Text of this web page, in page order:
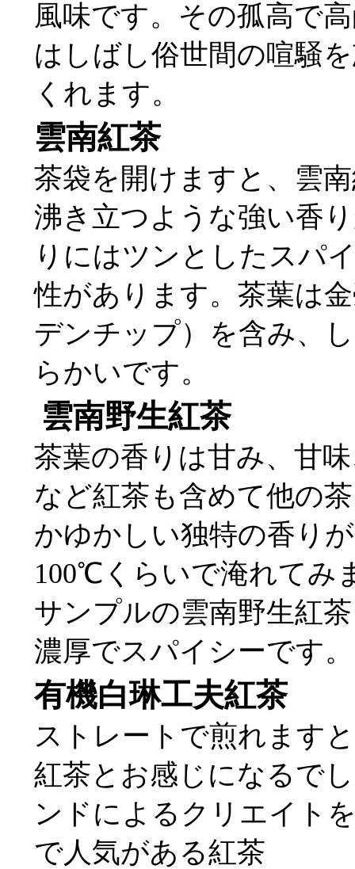
風味です。その孤高で
はしばし俗世間の喧騒
くれます。
雲南紅茶
茶袋を開けますと、雲
沸き立つような強い香
りにはツンとしたスパ
性があります。茶葉は
デンチップ）を含み、
らかいです。
雲南野生紅茶
茶葉の香りは甘み、甘
など紅茶も含めて他の
かゆかしい独特の香り
100℃くらいで淹れてみ
サンプルの雲南野生紅
濃厚でスパイシーです。
有機白琳工夫紅茶
ストレートで煎れます
紅茶とお感じになるで
ンドによるクリエイト
で人気がある紅茶